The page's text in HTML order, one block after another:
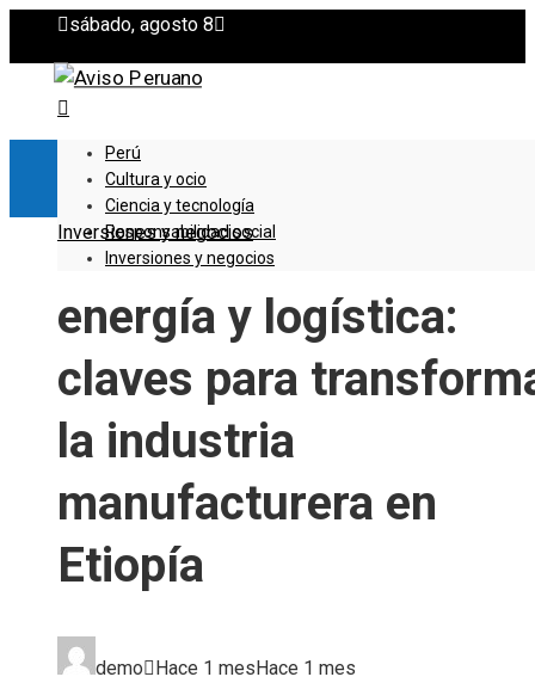
sábado, agosto 8
Perú
Cultura y ocio
Ciencia y tecnología
Responsabilidad social
Inversiones y negocios
Inversiones y negocios
energía y logística:
claves para
la industria
manufacturera en
Etiopía
demo Hace 1 mes Hace 1 mes